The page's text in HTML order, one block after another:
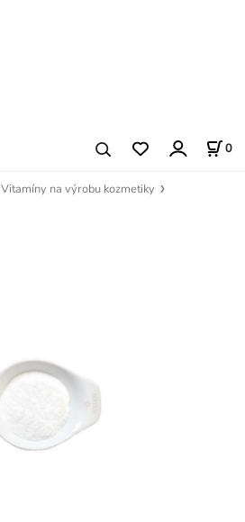
0
Vitamíny na výrobu kozmetiky